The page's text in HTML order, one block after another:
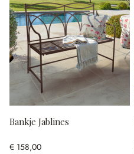
Bankje Jablines
€ 158,00